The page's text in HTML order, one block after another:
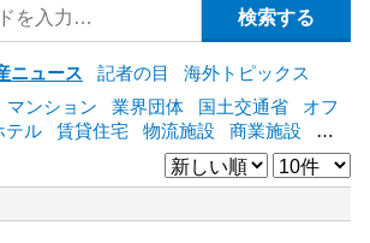
ニュース 記者の目
海外トピックス
マンション 業界団体 国土交通省
オフ
テル 賃貸住宅 物流施設 商業施設
海
東急不動産 賃料
ア
野村不動産 ZEH [+]